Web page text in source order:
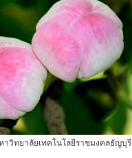
วิทยาลัยเทคโนโลยีราชมงคลธัญบุรี